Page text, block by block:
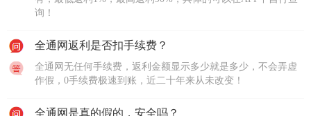
询！
全通网返利是否扣手续费？
全通网无任何手续费，返利金额显示多少就是多少，不会弄虚
作假，0手续费极速到账，近二十年来从未改变！
全通网是真的假的，安全吗？